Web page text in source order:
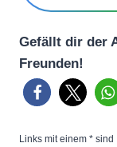
Gefällt dir der
Freunden!
Links mit einem *